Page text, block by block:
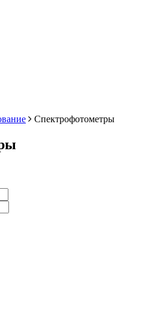
Спектрофотометры